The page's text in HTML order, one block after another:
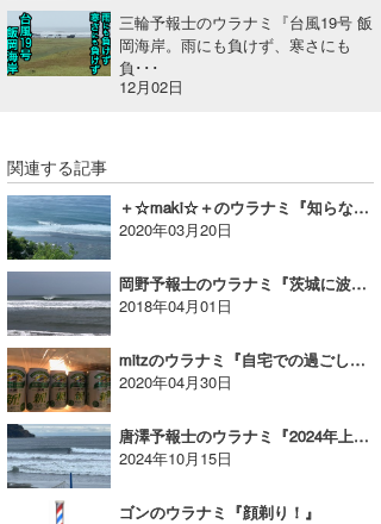
三輪予報士のウラナミ『台風19号 飯
岡海岸。雨にも負けず、寒さにも
負･･･
12月02日
関連する記事
＋☆maki☆＋のウラナミ『知らなかった!! バリの新常識？』
2020年03月20日
岡野予報士のウラナミ『茨城に波乗りへ』
2018年04月01日
mitzのウラナミ『自宅での過ごし方』
2020年04月30日
唐澤予報士のウラナミ『2024年上半期ベストウェーブ』
2024年10月15日
ゴンのウラナミ『顔剃り！』
たっちー
ハンマー
三輪予報士
小川予報士
上田純子
上條将美
唐澤予報士
SancheZ
ゴン
米山予報士